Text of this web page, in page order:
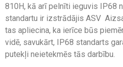
810H, kā arī pelnīti ieguvis IP68
standartu ir izstrādājis ASV
tas apliecina, ka ierīce būs
vidē, savukārt, IP68 standarts
putekļi neietekmēs tās darbību.